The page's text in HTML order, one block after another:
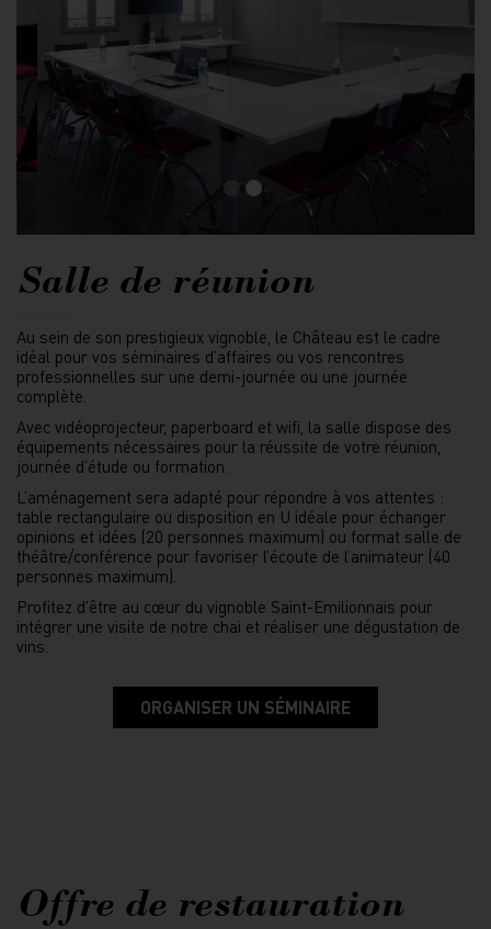
Salle de réunion
Au sein de son prestigieux vignoble, le Château est le cadre
idéal pour vos séminaires d’affaires ou vos rencontres
professionnelles sur une demi-journée ou une journée
complète.
Avec vidéoprojecteur, paperboard et wifi, la salle dispose des
équipements nécessaires pour la réussite de votre réunion,
journée d’étude ou formation.
L’aménagement sera adapté pour répondre à vos attentes :
table rectangulaire ou disposition en U idéale pour échanger
opinions et idées (20 personnes maximum) ou format salle de
théâtre/conférence pour favoriser l’écoute de l’animateur (40
personnes maximum).
Profitez d’être au cœur du vignoble Saint-Emilionnais pour
intégrer une visite de notre chai et réaliser une dégustation de
vins.
ORGANISER UN SÉMINAIRE
Offre de restauration